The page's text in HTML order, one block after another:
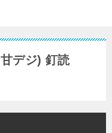
デジ) 釘読